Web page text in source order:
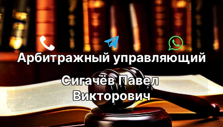
Перейти
к
содержимому
Арбитражный управляющий
Сигачёв Павел
Викторович